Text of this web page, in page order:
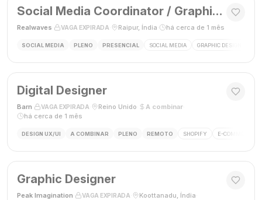
Social Media Coordinator / Graphic Designer
Realwaves VAGA EXPIRADA Raipur, Índia há cerca de 1 mês
SOCIAL MEDIA PLENO PRESENCIAL SOCIAL MEDIA GRAPHIC DESIGN
Digital Designer
Barn VAGA EXPIRADA Reino Unido A combinar·
há cerca de 1 mês
DESIGN UX/UI A COMBINAR PLENO REMOTO SHOPIFY E-COMMERCE
Graphic Designer
Peak Imagination VAGA EXPIRADA Koottanadu, Índia